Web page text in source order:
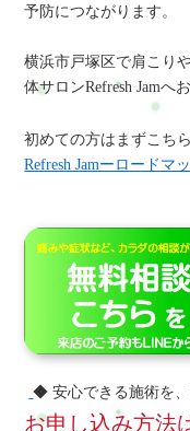
予防につながります。
横浜市戸塚区で肩こり
体サロンRefresh Jamへ
初めての方はまずこち
Refresh Jamーロードマ
◆ 安心できる施術を
お申し込み方法